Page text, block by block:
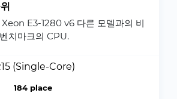
E3-1280 v6 다른 모델과의 비
치마크의 CPU.
(Single-Core)
184 place